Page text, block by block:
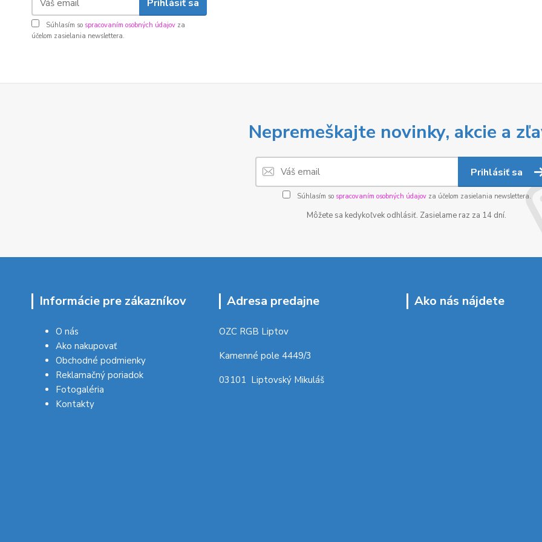
Prihlásiť sa
Súhlasím so spracovaním osobných údajov za
účelom zasielania newslettera.
Nepremeškajte novinky, akcie a
Prihlásiť sa
Súhlasím so spracovaním osobných údajovza účelom zasielania newslettera.
Môžete sa kedykoľvek odhlásiť. Zasielame raz za 14 dní.
Informácie pre zákazníkov
O nás
Ako nakupovať
Obchodné podmienky
Reklamačný poriadok
Fotogaléria
Kontakty
Adresa predajne
OZC RGB Liptov
Kamenné pole 4449/3
03101 Liptovský Mikuláš
Ako nás nájdete